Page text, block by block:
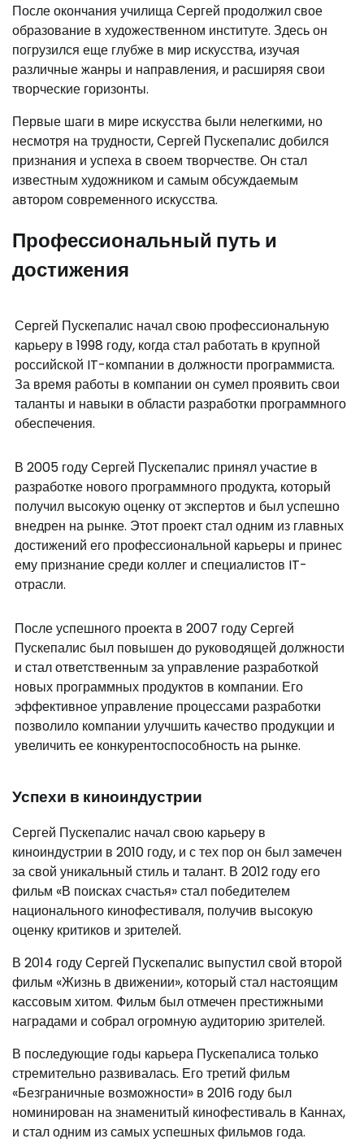
После окончания училища Сергей продолжил свое
образование в художественном институте. Здесь он
погрузился еще глубже в мир искусства, изучая
различные жанры и направления, и расширяя свои
творческие горизонты.
Первые шаги в мире искусства были нелегкими, но
несмотря на трудности, Сергей Пускепалис добился
признания и успеха в своем творчестве. Он стал
известным художником и самым обсуждаемым
автором современного искусства.
Профессиональный путь и
достижения
Сергей Пускепалис начал свою профессиональную
карьеру в 1998 году, когда стал работать в крупной
российской IT-компании в должности программиста.
За время работы в компании он сумел проявить свои
таланты и навыки в области разработки программного
обеспечения.
В 2005 году Сергей Пускепалис принял участие в
разработке нового программного продукта, который
получил высокую оценку от экспертов и был успешно
внедрен на рынке. Этот проект стал одним из главных
достижений его профессиональной карьеры и принес
ему признание среди коллег и специалистов IT-
отрасли.
После успешного проекта в 2007 году Сергей
Пускепалис был повышен до руководящей должности
и стал ответственным за управление разработкой
новых программных продуктов в компании. Его
эффективное управление процессами разработки
позволило компании улучшить качество продукции и
увеличить ее конкурентоспособность на рынке.
Успехи в киноиндустрии
Сергей Пускепалис начал свою карьеру в
киноиндустрии в 2010 году, и с тех пор он был замечен
за свой уникальный стиль и талант. В 2012 году его
фильм «В поисках счастья» стал победителем
национального кинофестиваля, получив высокую
оценку критиков и зрителей.
В 2014 году Сергей Пускепалис выпустил свой второй
фильм «Жизнь в движении», который стал настоящим
кассовым хитом. Фильм был отмечен престижными
наградами и собрал огромную аудиторию зрителей.
В последующие годы карьера Пускепалиса только
стремительно развивалась. Его третий фильм
«Безграничные возможности» в 2016 году был
номинирован на знаменитый кинофестиваль в Каннах,
и стал одним из самых успешных фильмов года.